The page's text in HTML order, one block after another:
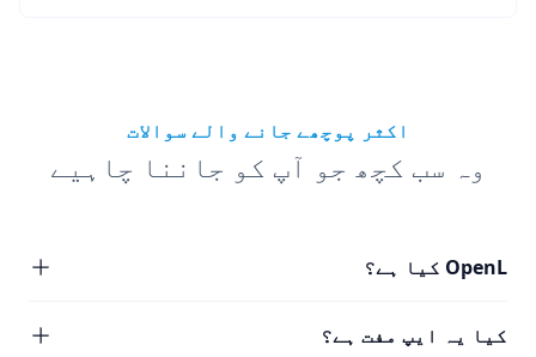
اکثر پوچھے جانے والے سوالات
وہ سب کچھ جو آپ کو جاننا چاہیے
OpenL کیا ہے؟
کیا یہ ایپ مفت ہے؟